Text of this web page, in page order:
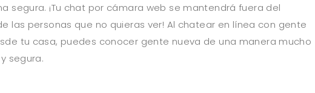
segura. ¡Tu chat por cámara web se mantendrá fuera del
las personas que no quieras ver! Al chatear en línea con gente
tu casa, puedes conocer gente nueva de una manera mucho
segura.